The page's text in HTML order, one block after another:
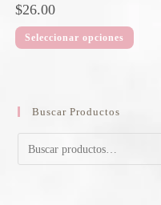
$26.00
Seleccionar opciones
Buscar Productos